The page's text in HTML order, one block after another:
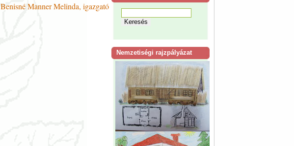
Benisné Manner Melinda, igazgató
Nemzetiségi rajzpályázat